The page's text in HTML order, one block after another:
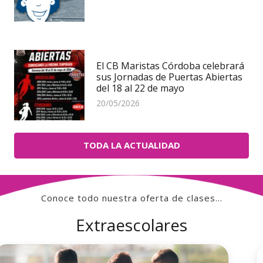
El CB Maristas Córdoba celebrará
sus Jornadas de Puertas Abiertas
del 18 al 22 de mayo
20/05/2026
TODA LA ACTUALIDAD
Conoce todo nuestra oferta de clases…
Extraescolares